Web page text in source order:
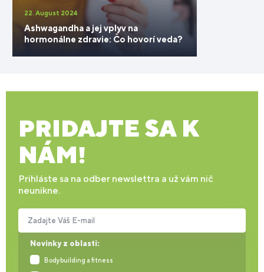
22. August 2024
Ashwagandha a jej vplyv na
hormonálne zdravie: Čo hovorí veda?
PRIDAJTE SA K
NÁM!
Prihláste sa na odber newslettra a už vám nič
neunikne.
Novinky z oblasti:
Bodybuilding a fitness
Zadajte Váš E-mail